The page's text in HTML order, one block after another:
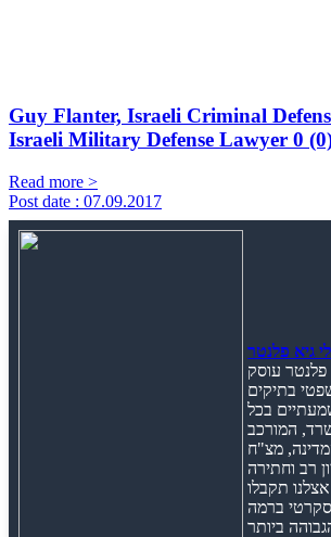
Guy Flanter, Israeli Criminal
Israeli Military Defense Lawyer 0
Read more >
Post date : 07.09.2017
גיא פלנטר
פלנטר עוסק
בתיקים
בכל
המורכב
מצ"ח
רב וחתירה
תקבלו
ברמה